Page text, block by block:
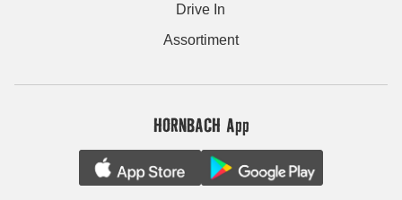
Drive In
Assortiment
HORNBACH App